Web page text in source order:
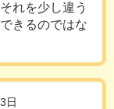
れを少し違う
きるのではな
日